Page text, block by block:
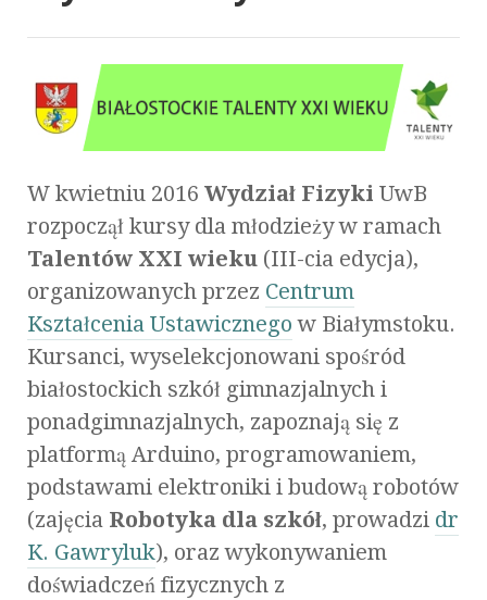
W kwietniu 2016 Wydział Fizyki UwB
rozpoczął kursy dla młodzieży w ramach
Talentów XXI wieku (III-cia edycja),
organizowanych przez Centrum
Kształcenia Ustawicznego w Białymstoku.
Kursanci, wyselekcjonowani spośród
białostockich szkół gimnazjalnych i
ponadgimnazjalnych, zapoznają się z
platformą Arduino, programowaniem,
podstawami elektroniki i budową robotów
(zajęcia Robotyka dla szkół, prowadzi dr
K. Gawryluk), oraz wykonywaniem
doświadczeń fizycznych z